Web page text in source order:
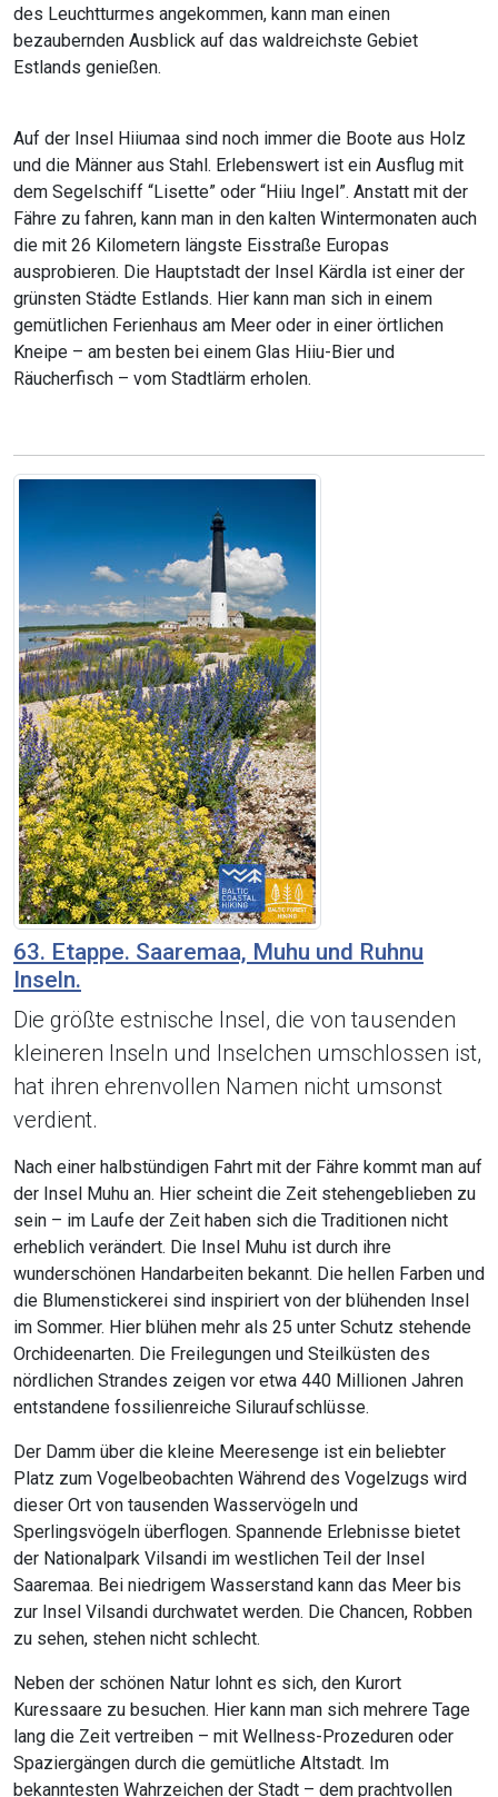
des Leuchtturmes angekommen, kann man einen
bezaubernden Ausblick auf das waldreichste Gebiet
Estlands genießen.
Auf der Insel Hiiumaa sind noch immer die Boote aus Holz
und die Männer aus Stahl. Erlebenswert ist ein Ausflug mit
dem Segelschiff “Lisette” oder “Hiiu Ingel”. Anstatt mit der
Fähre zu fahren, kann man in den kalten Wintermonaten auch
die mit 26 Kilometern längste Eisstraße Europas
ausprobieren. Die Hauptstadt der Insel Kärdla ist einer der
grünsten Städte Estlands. Hier kann man sich in einem
gemütlichen Ferienhaus am Meer oder in einer örtlichen
Kneipe – am besten bei einem Glas Hiiu-Bier und
Räucherfisch – vom Stadtlärm erholen.
63. Etappe. Saaremaa, Muhu und Ruhnu
Inseln.
Die größte estnische Insel, die von tausenden
kleineren Inseln und Inselchen umschlossen ist,
hat ihren ehrenvollen Namen nicht umsonst
verdient.
Nach einer halbstündigen Fahrt mit der Fähre kommt man auf
der Insel Muhu an. Hier scheint die Zeit stehengeblieben zu
sein – im Laufe der Zeit haben sich die Traditionen nicht
erheblich verändert. Die Insel Muhu ist durch ihre
wunderschönen Handarbeiten bekannt. Die hellen Farben und
die Blumenstickerei sind inspiriert von der blühenden Insel
im Sommer. Hier blühen mehr als 25 unter Schutz stehende
Orchideenarten. Die Freilegungen und Steilküsten des
nördlichen Strandes zeigen vor etwa 440 Millionen Jahren
entstandene fossilienreiche Siluraufschlüsse.
Der Damm über die kleine Meeresenge ist ein beliebter
Platz zum Vogelbeobachten Während des Vogelzugs wird
dieser Ort von tausenden Wasservögeln und
Sperlingsvögeln überflogen. Spannende Erlebnisse bietet
der Nationalpark Vilsandi im westlichen Teil der Insel
Saaremaa. Bei niedrigem Wasserstand kann das Meer bis
zur Insel Vilsandi durchwatet werden. Die Chancen, Robben
zu sehen, stehen nicht schlecht.
Neben der schönen Natur lohnt es sich, den Kurort
Kuressaare zu besuchen. Hier kann man sich mehrere Tage
lang die Zeit vertreiben – mit Wellness-Prozeduren oder
Spaziergängen durch die gemütliche Altstadt. Im
bekanntesten Wahrzeichen der Stadt – dem prachtvollen